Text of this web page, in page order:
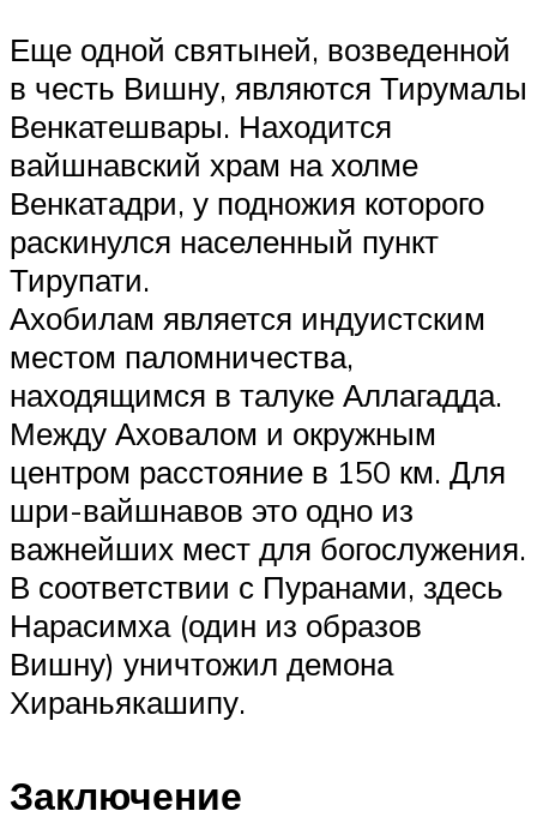
Еще одной святыней, возведенной
в честь Вишну, являются Тирумалы
Венкатешвары. Находится
вайшнавский храм на холме
Венкатадри, у подножия которого
раскинулся населенный пункт
Тирупати.
Ахобилам является индуистским
местом паломничества,
находящимся в талуке Аллагадда.
Между Аховалом и окружным
центром расстояние в 150 км. Для
шри-вайшнавов это одно из
важнейших мест для богослужения.
В соответствии с Пуранами, здесь
Нарасимха (один из образов
Вишну) уничтожил демона
Хираньякашипу.
Заключение